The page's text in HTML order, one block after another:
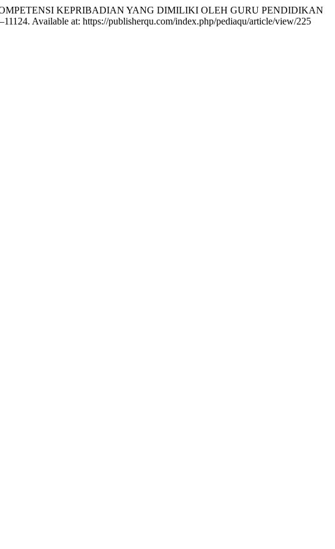
KOMPETENSI KEPRIBADIAN YANG DIMILIKI OLEH GURU PENDIDIKAN
Available at: https://publisherqu.com/index.php/pediaqu/article/view/225